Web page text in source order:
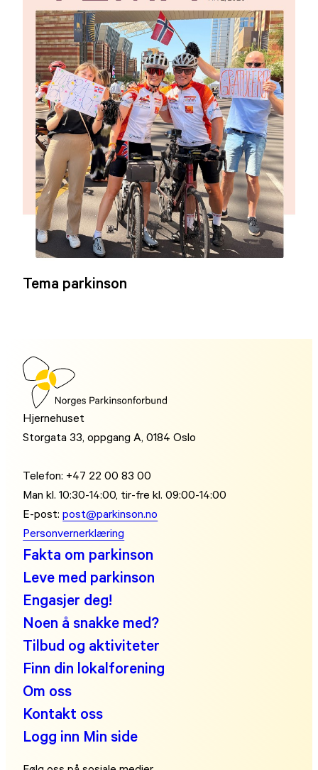
Tema parkinson
Hjernehuset
Storgata 33, oppgang A, 0184 Oslo
Telefon: +47 22 00 83 00
Man kl. 10:30-14:00, tir-fre kl. 09:00-14:00
E-post:post@parkinson.no
Personvernerklæring
Fakta om parkinson
Leve med parkinson
Engasjer deg!
Noen å snakke med?
Tilbud og aktiviteter
Finn din lokalforening
Om oss
Kontakt oss
Logg inn Min side